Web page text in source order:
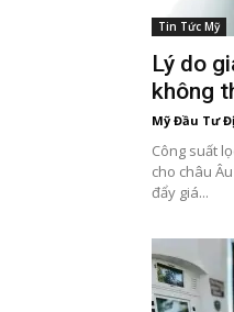
Tin Tức Mỹ
Lý do
không
Mỹ Đầu Tư
Công suất
cho châu
đẩy giá...